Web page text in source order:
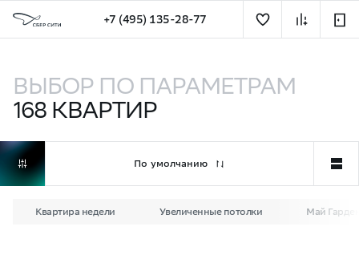
+7 (495) 135-28-77
ВЫБОР ПО ПАРАМЕТРАМ
168 КВАРТИР
По умолчанию
Квартира недели Увеличенные потолки Май